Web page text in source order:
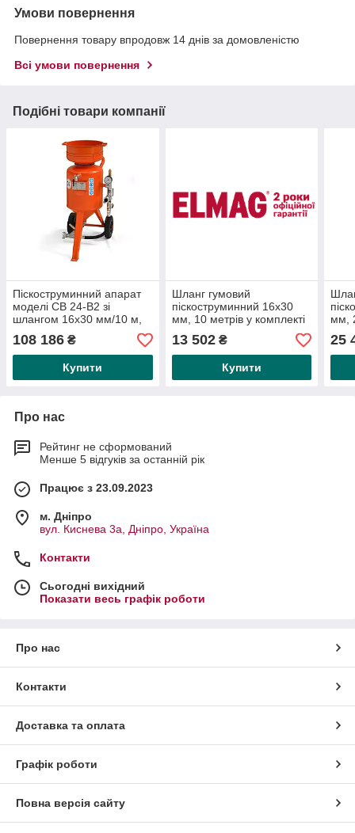
Умови повернення
Повернення товару впродовж 14 днів за домовленістю
Всі умови повернення
Подібні товари компанії
Піскоструминний апарат
моделі СВ 24-В2 зі
шлангом 16х30 мм/10 м,
M01
108 186 ₴
Купити
Шланг гумовий
піскоструминний 16х30
мм, 10 метрів у комплекті
з 2 кулачковими муфтами
(на подовжувач)
13 502₴
Купити
мм,
з
25
Про нас
Рейтинг не сформований
Менше 5 відгуків за останній рік
Працює з 23.09.2023
м. Дніпро
вул. Киснева 3а, Дніпро, Україна
Контакти
Сьогодні вихідний
Показати весь графік роботи
Про нас
Контакти
Доставка та оплата
Графік роботи
Повна версія сайту